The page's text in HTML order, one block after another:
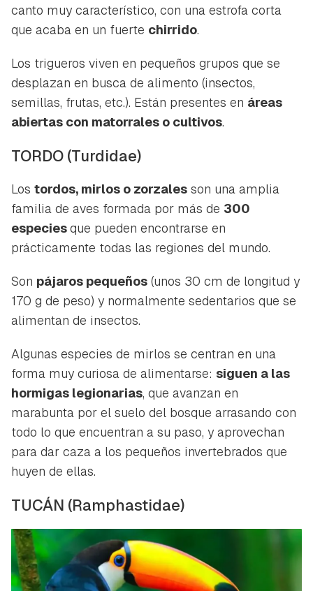
canto muy característico, con una estrofa corta
que acaba en un fuerte chirrido.
Los trigueros viven en pequeños grupos que se
desplazan en busca de alimento (insectos,
semillas, frutas, etc.). Están presentes en áreas
abiertas con matorrales o cultivos.
TORDO (Turdidae)
Los tordos, mirlos o zorzales son una amplia
familia de aves formada por más de 300
especiesque pueden encontrarse en
prácticamente todas las regiones del mundo.
Son pájaros pequeños (unos 30 cm de longitud y
170 g de peso) y normalmente sedentarios que se
alimentan de insectos.
Algunas especies de mirlos se centran en una
forma muy curiosa de alimentarse: siguen a las
hormigas legionarias, que avanzan en
marabunta por el suelo del bosque arrasando con
todo lo que encuentran a su paso, y aprovechan
para dar caza a los pequeños invertebrados que
huyen de ellas.
TUCÁN (Ramphastidae)